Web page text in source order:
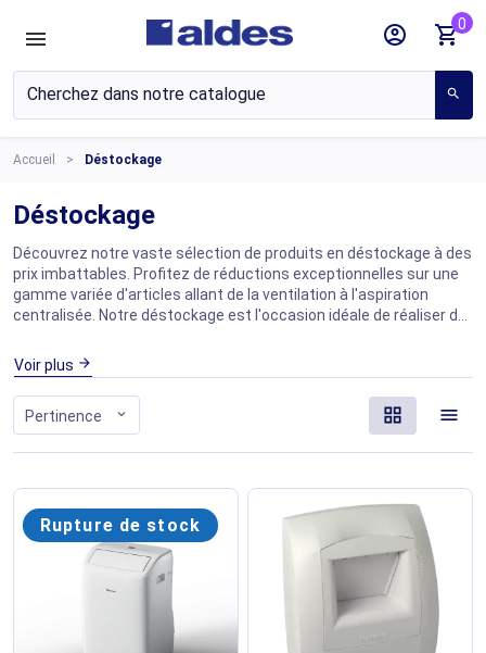
search
account_circle shopping_cart0
Accueil Déstockage
Déstockage
Découvrez notre vaste sélection de produits en déstockage à des
prix imbattables. Profitez de réductions exceptionnelles sur une
gamme variée d'articles allant de la ventilation à l'aspiration
centralisée. Notre déstockage est l'occasion idéale de réaliser de
notre catalogue en ligne et trouvez les offres qui correspondent à
vos besoins. Ne manquez pas cette opportunité de faire de
bonnes affaires tout en achetant des produits de haute qualité.
Consultez régulièrement notre section de déstockage car de
nouvelles offres sont ajoutées fréquemment.
Voir plus arrow_forward
Pertinence expand_more grid_view menu
Rupture de stock